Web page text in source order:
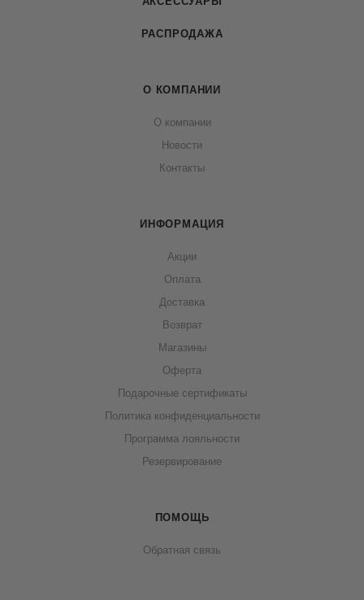
РАСПРОДАЖА
О КОМПАНИИ
О компании
Новости
Контакты
ИНФОРМАЦИЯ
Акции
Оплата
Доставка
Возврат
Магазины
Оферта
Подарочные сертификаты
Политика конфиденциальности
Программа лояльности
Резервирование
ПОМОЩЬ
Обратная связь